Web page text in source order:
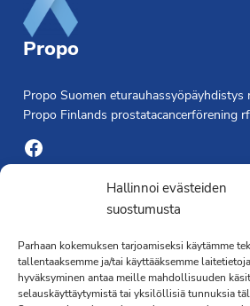
Hallinnoi evästeiden
suostumusta
Parhaan kokemuksen tarjoamiseksi käytämme
tallentaaksemme ja/tai käyttääksemme
hyväksyminen antaa meille mahdollisuuden
selauskäyttäytymistä tai yksilöllisiä tunnuksia
Propo
Propo Suomen eturauhassyöpäyhdistys
Propo Finlands prostatacancerförening rf
Facebook
Yhdistyksen toimisto
Laivapojankatu 3 C, 00180 Helsinki
toimisto@propo.fi
Saavutettavuusseloste »
Toiminnanjohtaja